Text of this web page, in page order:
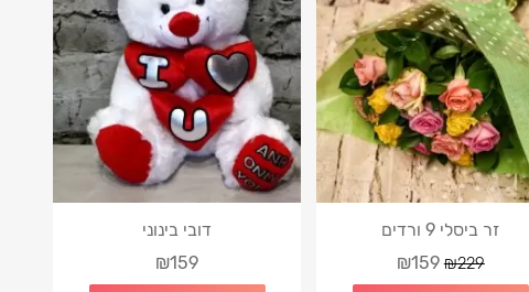
זר ביסלי 9 ורדים
₪229
₪159
דובי בינוני
₪159